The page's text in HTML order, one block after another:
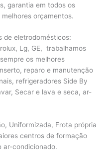
garantia em todos os
orçamentos.
de eletrodomésticos:
Lg, GE, trabalhamos
os melhores
reparo e manutenção
refrigeradores Side By
Secar e lava e seca, ar-
Uniformizada, Frota própria
centros de formação
ar-condicionado.